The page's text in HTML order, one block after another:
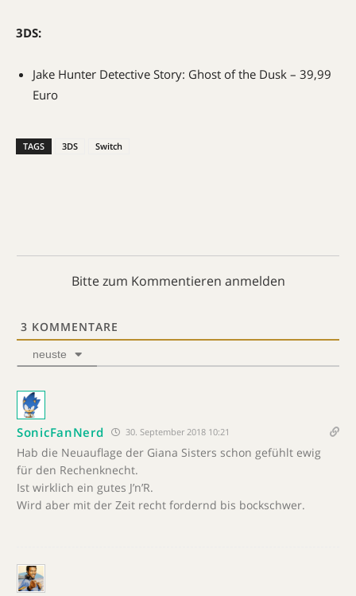
3DS:
Jake Hunter Detective Story: Ghost of the Dusk – 39,99
Euro
TAGS 3DS Switch
Bitte zum Kommentieren anmelden
3 KOMMENTARE
neuste
SonicFanNerd 30. September 2018 10:21
Hab die Neuauflage der Giana Sisters schon gefühlt ewig
für den Rechenknecht.
Ist wirklich ein gutes J’n’R.
Wird aber mit der Zeit recht fordernd bis bockschwer.